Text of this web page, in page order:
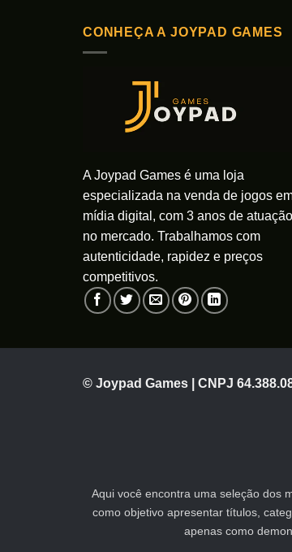
CONHEÇA A JOYPAD GAMES
A Joypad Games é uma loja
especializada na venda de jogos
mídia digital, com 3 anos de atuação
no mercado. Trabalhamos com
autenticidade, rapidez e preços
competitivos.
© Joypad Games | CNPJ
Aqui você encontra uma seleção dos
como objetivo apresentar títulos,
apenas como